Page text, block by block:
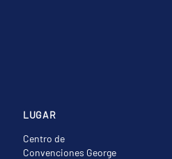
LUGAR
Centro de
Convenciones George